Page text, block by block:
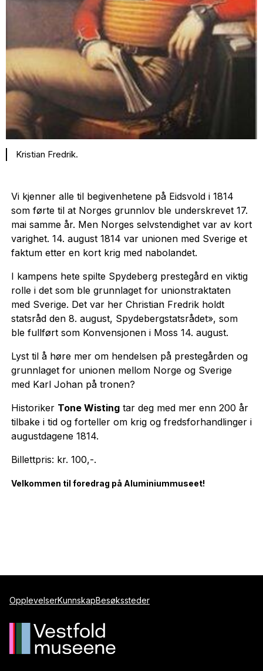
Kristian Fredrik.
Vi kjenner alle til begivenhetene på Eidsvold i 1814
som førte til at Norges grunnlov ble underskrevet 17.
mai samme år. Men Norges selvstendighet var av kort
varighet. 14. august 1814 var unionen med Sverige et
faktum etter en kort krig med nabolandet.
I kampens hete spilte Spydeberg prestegård en viktig
rolle i det som ble grunnlaget for unionstraktaten
med Sverige. Det var her Christian Fredrik holdt
statsråd den 8. august, Spydebergstatsrådet», som
ble fullført som Konvensjonen i Moss 14. august.
Lyst til å høre mer om hendelsen på prestegården og
grunnlaget for unionen mellom Norge og Sverige
med Karl Johan på tronen?
Historiker Tone Wistingtar deg med mer enn 200 år
tilbake i tid og forteller om krig og fredsforhandlinger i
augustdagene 1814.
Billettpris: kr. 100,-.
Velkommen til foredrag på Aluminiummuseet!
OpplevelserKunnskapBesøkssteder